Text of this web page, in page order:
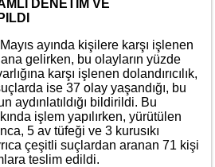
DENETİM VE
ayında kişilere karşı işlenen
gelirken, bu olayların yüzde
karşı işlenen dolandırıcılık,
ise 37 olay yaşandığı, bu
aydınlatıldığı bildirildi. Bu
işlem yapılırken, yürütülen
5 av tüfeği ve 3 kurusıkı
çeşitli suçlardan aranan 71 kişi
teslim edildi.